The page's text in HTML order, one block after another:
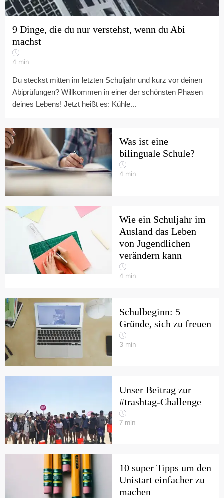
9 Dinge, die du nur verstehst, wenn du Abi
machst
4 min
Du steckst mitten im letzten Schuljahr und kurz vor deinen
Abiprüfungen? Willkommen in einer der schönsten Phasen
deines Lebens! Jetzt heißt es: Kühle...
Was ist eine
bilinguale Schule?
4 min
Wie ein Schuljahr im
Ausland das Leben
von Jugendlichen
verändern kann
4 min
Schulbeginn: 5
Gründe, sich zu freuen
3 min
Unser Beitrag zur
#trashtag-Challenge
7 min
10 super Tipps um den
Unistart einfacher zu
machen